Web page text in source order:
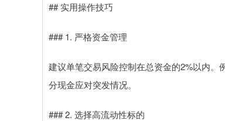
## 实用操作技巧
### 1. 严格资金管理
建议单笔交易风险控制在总资金的2%以内。
分现金应对突发情况。
### 2. 选择高流动性标的